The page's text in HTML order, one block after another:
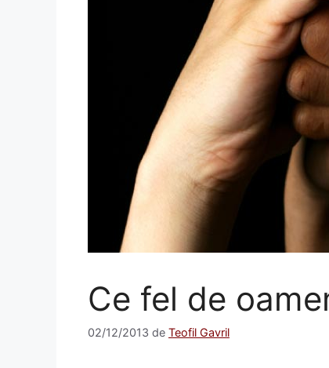
Ce fel de
02/12/2013 de Teofil Gavril